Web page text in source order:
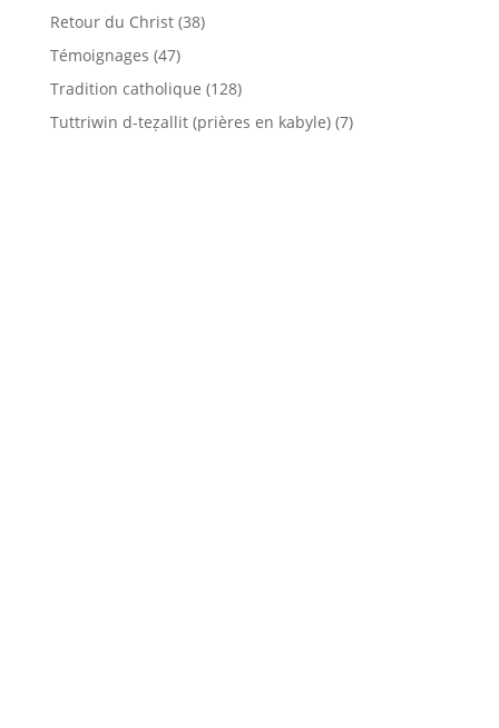
Retour du Christ(38)
Témoignages (47)
Tradition catholique (128)
Tuttriwin d-teẓallit (prières en kabyle)(7)